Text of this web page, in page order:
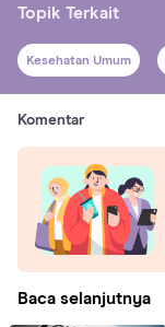
Topik Terkait
Kesehatan Umum
Komentar
Baca selanjutnya